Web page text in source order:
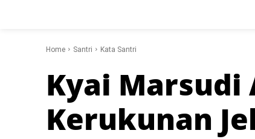
Home Santri Kata Santri
Kyai Marsudi
Kerukunan